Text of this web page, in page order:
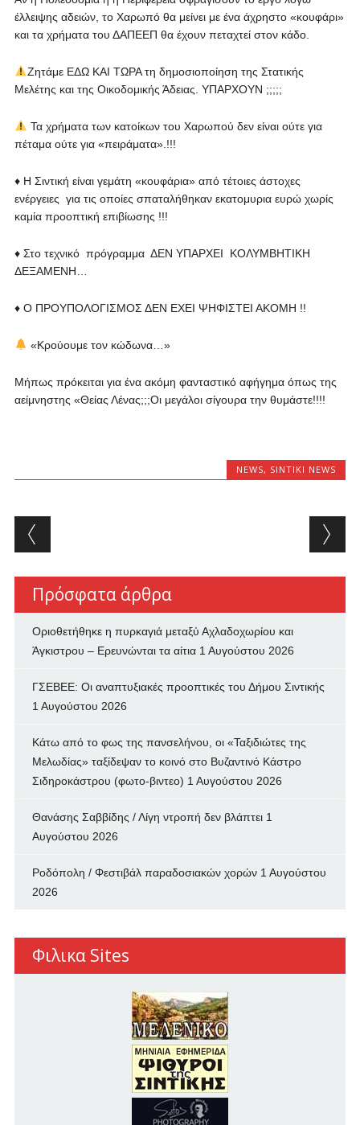
έλλειψης αδειών, το Χαρωπό θα μείνει με ένα άχρηστο «κουφάρι»
και τα χρήματα του ΔΑΠΕΕΠ θα έχουν πεταχτεί στον κάδο.
Ζητάμε ΕΔΩ ΚΑΙ ΤΩΡΑ τη δημοσιοποίηση της Στατικής
Μελέτης και της Οικοδομικής Άδειας. ΥΠΑΡΧΟΥΝ ;;;;;
Τα χρήματα των κατοίκων του Χαρωπού δεν είναι ούτε για
πέταμα ούτε για «πειράματα».!!!
♦️ Η Σιντική είναι γεμάτη «κουφάρια» από τέτοιες άστοχες
ενέργειες για τις οποίες σπαταλήθηκαν εκατομυρια ευρώ χωρίς
καμία προοπτική επιβίωσης !!!
♦️ Στο τεχνικό πρόγραμμα ΔΕΝ ΥΠΑΡΧΕΙ ΚΟΛΥΜΒΗΤΙΚΗ
ΔΕΞΑΜΕΝΗ…
♦️ Ο ΠΡΟΥΠΟΛΟΓΙΣΜΟΣ ΔΕΝ ΕΧΕΙ ΨΗΦΙΣΤΕΙ ΑΚΟΜΗ !!
«Κρούουμε τον κώδωνα…»
Μήπως πρόκειται για ένα ακόμη φανταστικό αφήγημα όπως της
αείμνηστης «Θείας Λένας;;;Οι μεγάλοι σίγουρα την θυμάστε!!!!
NEWS, SINTIKI NEWS
Post navigation
Πρόσφατα άρθρα
Οριοθετήθηκε η πυρκαγιά μεταξύ Αχλαδοχωρίου και
Άγκιστρου – Ερευνώνται τα αίτια 1 Αυγούστου 2026
ΓΣΕΒΕΕ: Οι αναπτυξιακές προοπτικές του Δήμου Σιντικής
1 Αυγούστου 2026
Κάτω από το φως της πανσελήνου, οι «Ταξιδιώτες της
Μελωδίας» ταξίδεψαν το κοινό στο Βυζαντινό Κάστρο
Σιδηροκάστρου (φωτο-βιντεο) 1 Αυγούστου 2026
Θανάσης Σαββίδης / Λίγη ντροπή δεν βλάπτει 1
Αυγούστου 2026
Ροδόπολη / Φεστιβάλ παραδοσιακών χορών 1 Αυγούστου
2026
Φιλικα Sites